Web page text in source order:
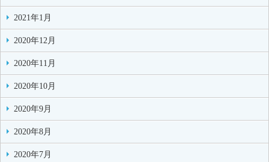
2021年1月
2020年12月
2020年11月
2020年10月
2020年9月
2020年8月
2020年7月